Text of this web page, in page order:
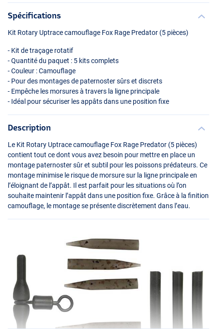
Spécifications
Kit Rotary Uptrace camouflage Fox Rage Predator (5 pièces)
- Kit de traçage rotatif
- Quantité du paquet : 5 kits complets
- Couleur : Camouflage
- Pour des montages de paternoster sûrs et discrets
- Empêche les morsures à travers la ligne principale
- Idéal pour sécuriser les appâts dans une position fixe
Description
Le Kit Rotary Uptrace camouflage Fox Rage Predator (5 pièces)
contient tout ce dont vous avez besoin pour mettre en place un
montage paternoster sûr et subtil pour les poissons prédateurs. Ce
montage minimise le risque de morsure sur la ligne principale en
l’éloignant de l’appât. Il est parfait pour les situations où l’on
souhaite maintenir l’appât dans une position fixe. Grâce à la finition
camouflage, le montage se présente discrètement dans l’eau.